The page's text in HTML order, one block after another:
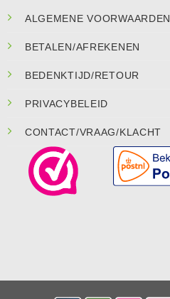
ALGEMENE VOORWAARDEN
BETALEN/AFREKENEN
BEDENKTIJD/RETOUR
PRIVACYBELEID
CONTACT/VRAAG/KLACHT